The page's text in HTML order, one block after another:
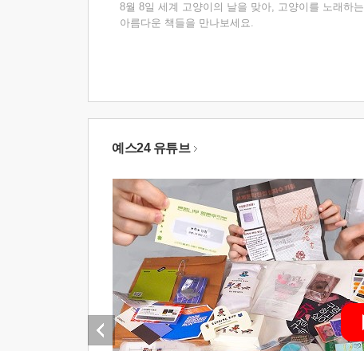
8월 8일 세계 고양이의 날을 맞아, 고양이를 노래하는
아름다운 책들을 만나보세요.
예스24 유튜브